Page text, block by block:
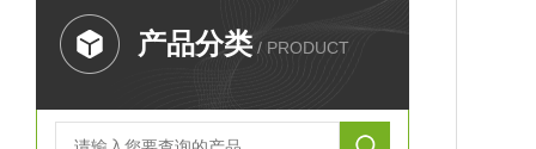
产品分类 / PRODUCT